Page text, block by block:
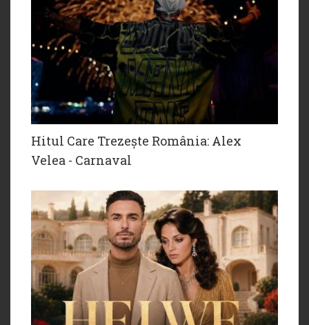
Hitul Care Trezește România: Alex
Velea - Carnaval